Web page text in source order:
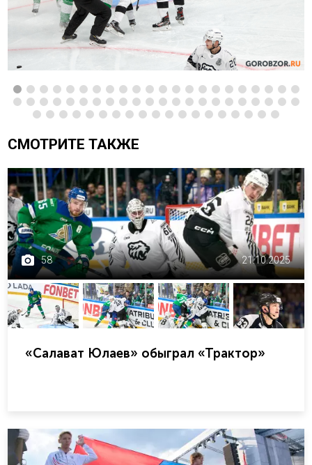
СМОТРИТЕ ТАКЖЕ
58 21.10.2025
«Салават Юлаев» обыграл «Трактор»